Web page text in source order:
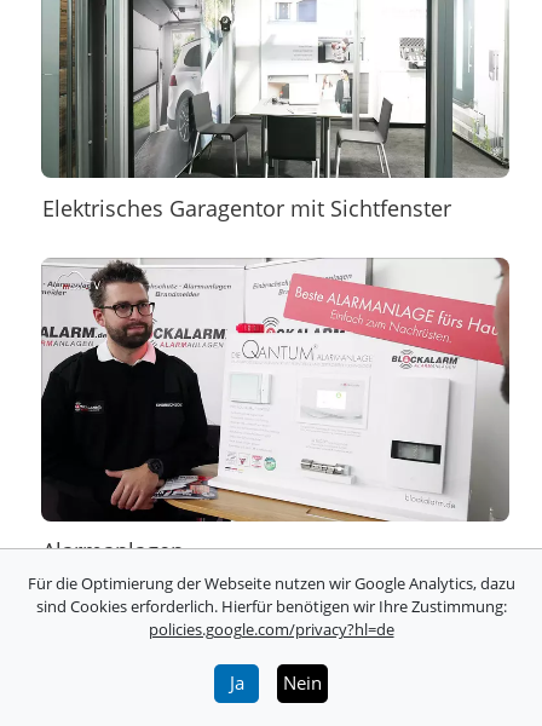
Elektrisches Garagentor mit Sichtfenster
Alarmanlagen
Für die Optimierung der Webseite nutzen wir Google Analytics, dazu
sind Cookies erforderlich. Hierfür benötigen wir Ihre Zustimmung:
policies.google.com/privacy?hl=de
Ja Nein